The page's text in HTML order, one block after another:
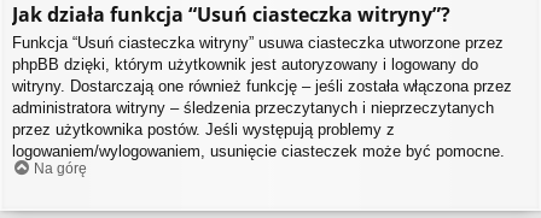
Jak działa funkcja “Usuń ciasteczka witryny”?
Funkcja “Usuń ciasteczka witryny” usuwa ciasteczka utworzone przez
phpBB dzięki, którym użytkownik jest autoryzowany i logowany do
witryny. Dostarczają one również funkcję – jeśli została włączona przez
administratora witryny – śledzenia przeczytanych i nieprzeczytanych
przez użytkownika postów. Jeśli występują problemy z
logowaniem/wylogowaniem, usunięcie ciasteczek może być pomocne.
Na górę